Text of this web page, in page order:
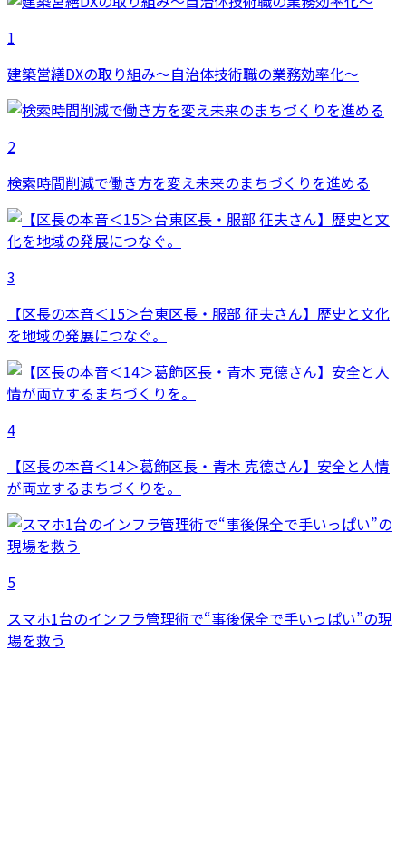
1
建築営繕DXの取り組み～自治体技術職の業務効率化～
2
検索時間削減で働き方を変え未来のまちづくりを進める
3
【区長の本音＜15＞台東区長・服部 征夫さん】歴史と文化
を地域の発展につなぐ。
4
【区長の本音＜14＞葛飾区長・青木 克德さん】安全と人情
が両立するまちづくりを。
5
スマホ1台のインフラ管理術で“事後保全で手いっぱい”の現
場を救う